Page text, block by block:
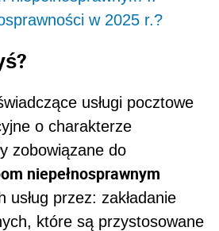
w 2025 r.?
usługi pocztowe
o charakterze
zobowiązane do
niepełnosprawnym
usług przez: zakładanie
które są przystosowane